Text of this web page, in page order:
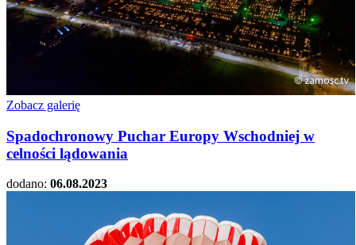
Zobacz galerię
Spadochronowy Puchar Europy Wschodniej w
celności lądowania
dodano: 06.08.2023